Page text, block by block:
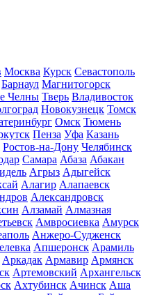
Москва Курск Севастополь
Барнаул Магнитогорск
Челны Тверь Владивосток
Новокузнецк Томск
Омск Тюмень
Пенза Уфа Казань
Ростов-на-Дону Челябинск
Самара Абаза Абакан
Агрыз Адыгейск
Алагир Алапаевск
Александровск
Алзамай Алмазная
Амвросиевка Амурск
Анжеро-Судженск
Апшеронск Арамиль
Аркадак Армавир Армянск
Артемовский Архангельск
Ахтубинск Ачинск Аша